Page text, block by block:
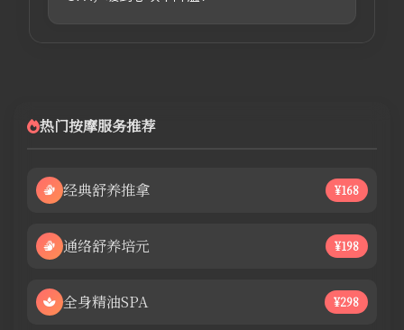
热门按摩服务推荐
经典舒养推拿 ¥168
通络舒养培元 ¥198
全身精油SPA ¥298